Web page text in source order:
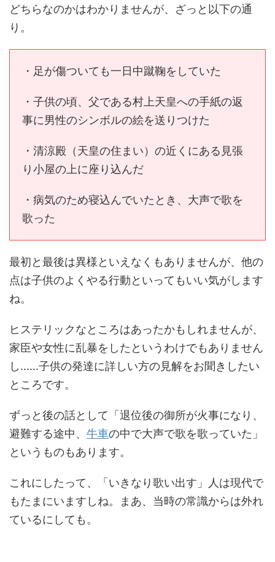
どちらなのかはわかりませんが、ざっと以下の通
り。
・足が傷ついても一日中蹴鞠をしていた
・子供の頃、父である村上天皇への手紙の返
事に男性のシンボルの絵を送りつけた
・清涼殿（天皇の住まい）の近くにある見張
り小屋の上に座り込んだ
・病気のため寝込んでいたとき、大声で歌を
歌った
最初と最後は異様といえなくもありませんが、他の
点は子供のよくやる行動といってもいい気がします
ね。
ヒステリックなところはあったかもしれませんが、
家臣や女性に乱暴をしたというわけでもありません
し……子供の発達に詳しい方の見解をお聞きしたい
ところです。
ずっと後の話として「退位後の御所が火事になり、
避難する途中、 牛車の中で大声で歌を歌っていた」
というものもあります。
これにしたって、「いきなり歌い出す」人は現代で
もたまにいますしね。まあ、当時の常識からは外れ
ているにしても。